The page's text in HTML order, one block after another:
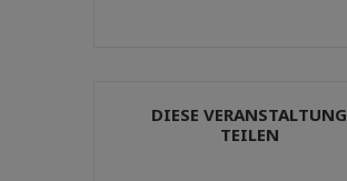
DIESE VERANSTALTUNG
TEILEN